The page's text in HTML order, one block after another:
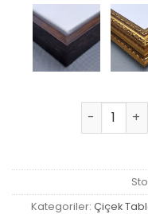
Nilüferler
Kategoriler: Çiçek